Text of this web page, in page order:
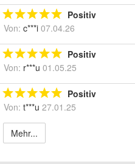
Positiv
Von: c***i 07.04.26
Positiv
Von: r***u 01.05.25
Positiv
Von: t***u 27.01.25
Mehr...